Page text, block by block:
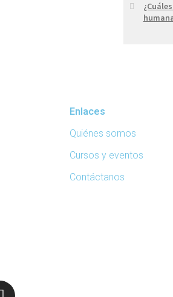
Enlaces
Quiénes somos
Cursos y eventos
Contáctanos